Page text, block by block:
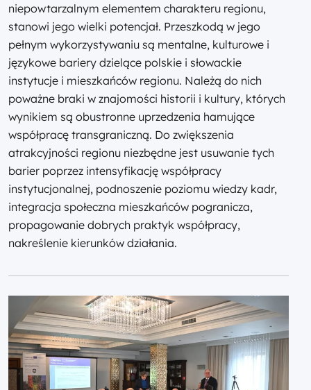
niepowtarzalnym elementem charakteru regionu,
stanowi jego wielki potencjał. Przeszkodą w jego
pełnym wykorzystywaniu są mentalne, kulturowe i
językowe bariery dzielące polskie i słowackie
instytucje i mieszkańców regionu. Należą do nich
poważne braki w znajomości historii i kultury, których
wynikiem są obustronne uprzedzenia hamujące
współpracę transgraniczną. Do zwiększenia
atrakcyjności regionu niezbędne jest usuwanie tych
barier poprzez intensyfikację współpracy
instytucjonalnej, podnoszenie poziomu wiedzy kadr,
integracja społeczna mieszkańców pogranicza,
propagowanie dobrych praktyk współpracy,
nakreślenie kierunków działania.